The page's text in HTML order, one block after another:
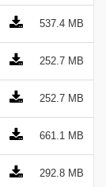
537.4 MB
252.7 MB
252.7 MB
661.1 MB
292.8 MB